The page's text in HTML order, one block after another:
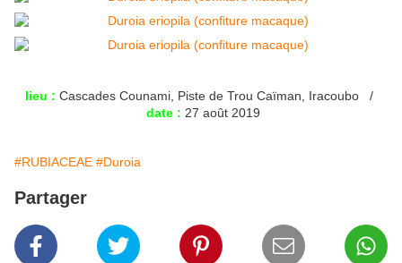
lieu : Cascades Counami, Piste de Trou Caïman, Iracoubo /
date : 27 août 2019
#RUBIACEAE #Duroia
Partager